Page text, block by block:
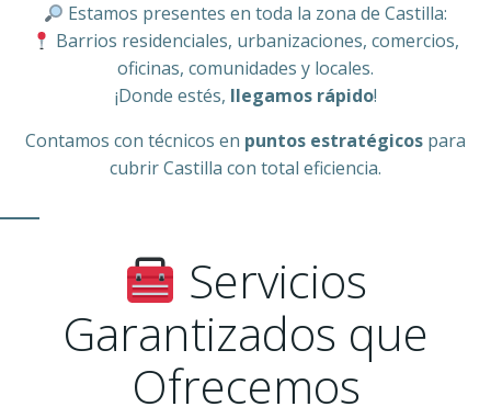
Estamos presentes en toda la zona de Castilla:
Barrios residenciales, urbanizaciones, comercios,
oficinas, comunidades y locales.
¡Donde estés, llegamos rápido!
Contamos con técnicos en puntos estratégicos para
cubrir Castilla con total eficiencia.
Servicios
Garantizados que
Ofrecemos